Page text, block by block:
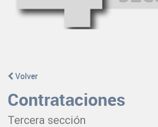
Volver
Contrataciones
Tercera sección